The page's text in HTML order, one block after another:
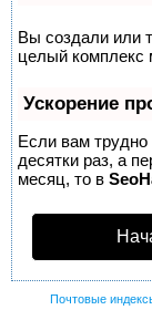
Вы создали или
целый комплекс
Ускорение
Если вам трудно
десятки раз, а
месяц, то в
Почтовые